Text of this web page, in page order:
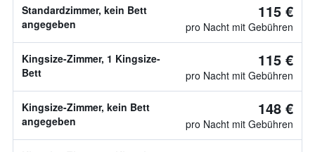
Standardzimmer, kein Bett
angegeben
115 €
pro Nacht mit Gebühren
Kingsize-Zimmer, 1 Kingsize-
Bett
115 €
pro Nacht mit Gebühren
Kingsize-Zimmer, kein Bett
angegeben
148 €
pro Nacht mit Gebühren